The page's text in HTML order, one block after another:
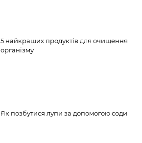
5 найкращих продуктів для очищення
організму
Як позбутися лупи за допомогою соди